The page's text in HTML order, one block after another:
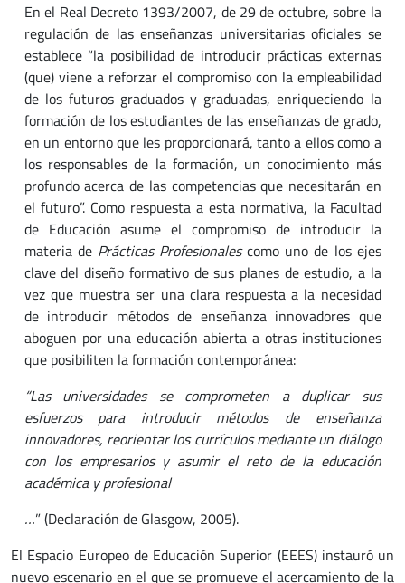
En el Real Decreto 1393/2007, de 29 de octubre, sobre la
regulación de las enseñanzas universitarias oficiales se
establece “la posibilidad de introducir prácticas externas
(que) viene a reforzar el compromiso con la empleabilidad
de los futuros graduados y graduadas, enriqueciendo la
formación de los estudiantes de las enseñanzas de grado,
en un entorno que les proporcionará, tanto a ellos como a
los responsables de la formación, un conocimiento más
profundo acerca de las competencias que necesitarán en
el futuro”. Como respuesta a esta normativa, la Facultad
de Educación asume el compromiso de introducir la
materia de Prácticas Profesionalescomo uno de los ejes
clave del diseño formativo de sus planes de estudio, a la
vez que muestra ser una clara respuesta a la necesidad
de introducir métodos de enseñanza innovadores que
aboguen por una educación abierta a otras instituciones
que posibiliten la formación contemporánea:
“Las universidades se comprometen a duplicar sus
esfuerzos para introducir métodos de enseñanza
innovadores, reorientar los currículos mediante un diálogo
con los empresarios y asumir el reto de la educación
académica y profesional
…” (Declaración de Glasgow, 2005).
El Espacio Europeo de Educación Superior (EEES) instauró un
nuevo escenario en el que se promueve el acercamiento de la